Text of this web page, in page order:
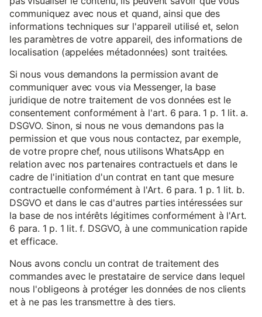
communiquez avec nous et quand, ainsi que des
informations techniques sur l'appareil utilisé et, selon
les paramètres de votre appareil, des informations de
localisation (appelées métadonnées) sont traitées.
Si nous vous demandons la permission avant de
communiquer avec vous via Messenger, la base
juridique de notre traitement de vos données est le
consentement conformément à l'art. 6 para. 1 p. 1 lit. a.
DSGVO. Sinon, si nous ne vous demandons pas la
permission et que vous nous contactez, par exemple,
de votre propre chef, nous utilisons WhatsApp en
relation avec nos partenaires contractuels et dans le
cadre de l'initiation d'un contrat en tant que mesure
contractuelle conformément à l'Art. 6 para. 1 p. 1 lit. b.
DSGVO et dans le cas d'autres parties intéressées sur
la base de nos intérêts légitimes conformément à l'Art.
6 para. 1 p. 1 lit. f. DSGVO, à une communication rapide
et efficace.
Nous avons conclu un contrat de traitement des
commandes avec le prestataire de service dans lequel
nous l'obligeons à protéger les données de nos clients
et à ne pas les transmettre à des tiers.